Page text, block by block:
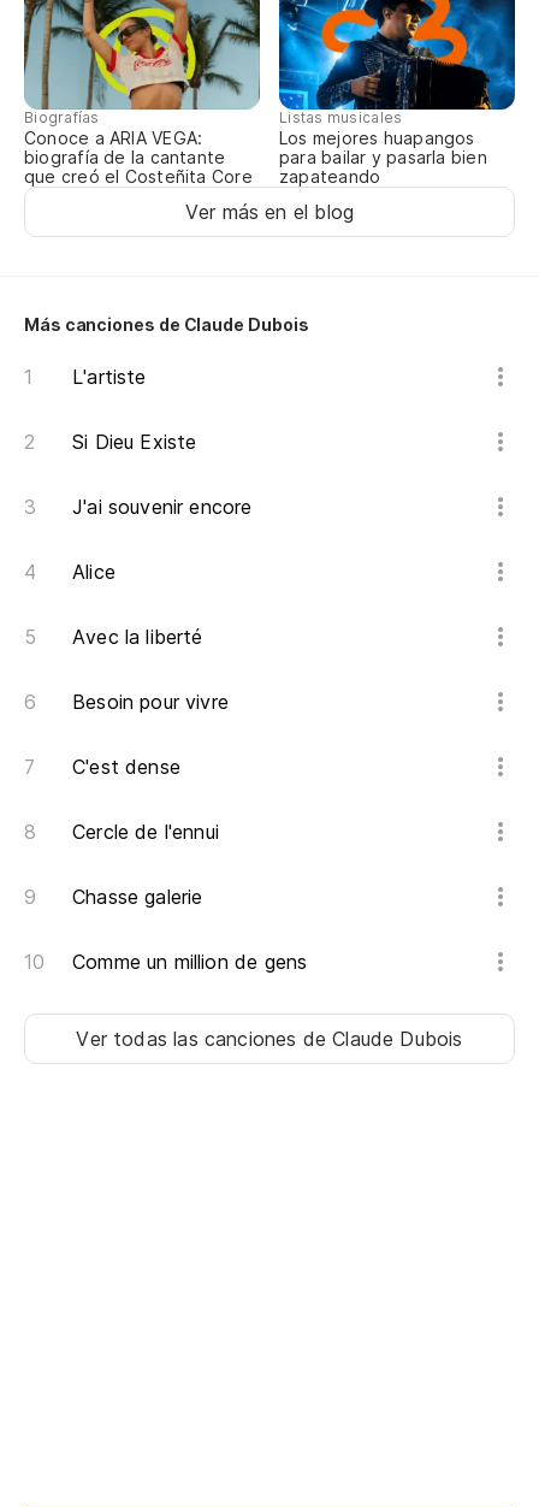
Biografías
Conoce a ARIA VEGA:
biografía de la cantante
que creó el Costeñita Core
Listas musicales
Los mejores huapangos
para bailar y pasarla bien
zapateando
Ver más en el blog
Más canciones de Claude Dubois
L'artiste
Si Dieu Existe
J'ai souvenir encore
Alice
Avec la liberté
Besoin pour vivre
C'est dense
Cercle de l'ennui
Chasse galerie
Comme un million de gens
Ver todas las canciones de Claude Dubois